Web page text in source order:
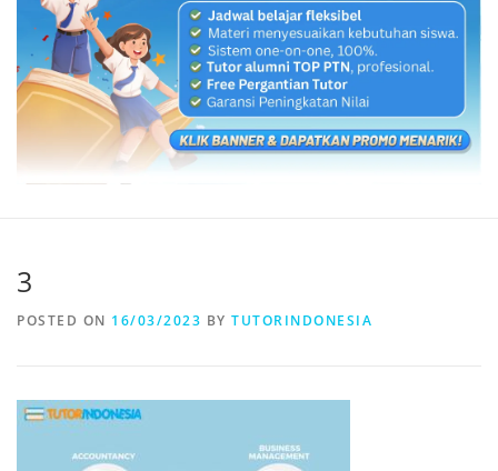
BLOG DAFTAR SEKOLAH
3
POSTED ON 16/03/2023 BY TUTORINDONESIA